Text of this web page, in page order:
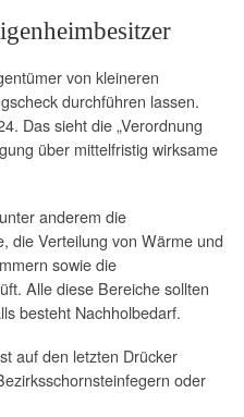
von kleineren
durchführen lassen.
Das sieht die „Verordnung
über mittelfristig wirksame
anderem die
die Verteilung von Wärme und
sowie die
Alle diese Bereiche sollten
besteht Nachholbedarf.
auf den letzten Drücker
oder